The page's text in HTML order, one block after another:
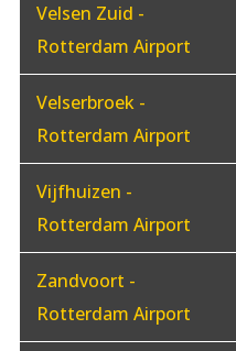
Velsen Zuid -
Rotterdam Airport
Velserbroek -
Rotterdam Airport
Vijfhuizen -
Rotterdam Airport
Zandvoort -
Rotterdam Airport